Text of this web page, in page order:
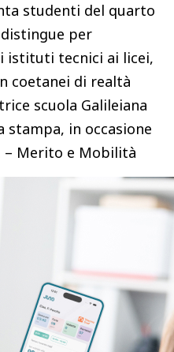
studenti del quarto
per
istituti tecnici ai licei,
coetanei di realtà
scuola Galileiana
stampa, in occasione
– Merito e Mobilità
studentesse provenienti
novembre,
loro vivere tre
che spesso questi
nel progetto
di studenti